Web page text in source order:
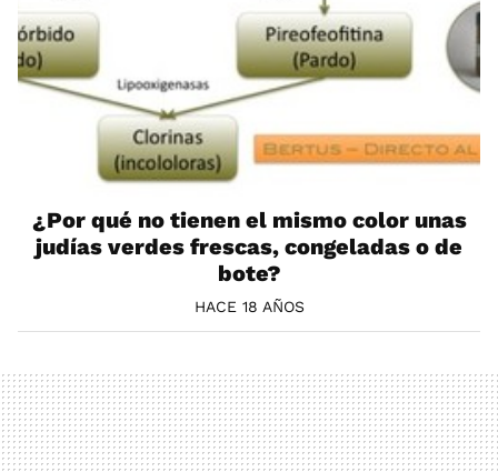
¿Por qué no tienen el mismo color unas
judías verdes frescas, congeladas o de
bote?
HACE 18 AÑOS